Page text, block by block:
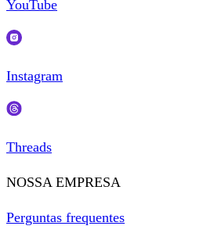
YouTube
Instagram
Threads
NOSSA EMPRESA
Perguntas frequentes